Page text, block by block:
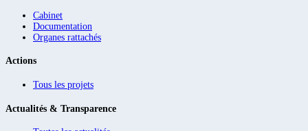
Cabinet
Documentation
Organes rattachés
Actions
Tous les projets
Actualités & Transparence